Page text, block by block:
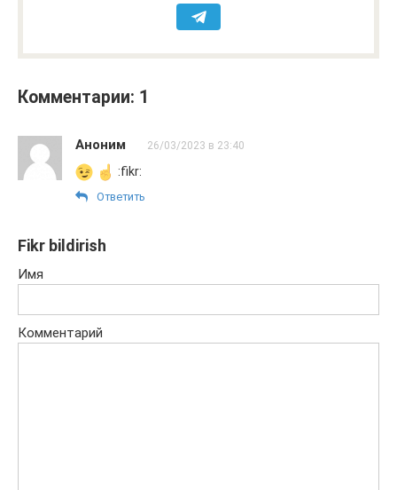
Комментарии: 1
Аноним 26/03/2023 в 23:40
:fikr:
Ответить
Fikr bildirish
Имя
Комментарий